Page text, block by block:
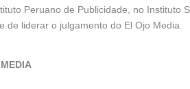
Peruano de Publicidade, no Instituto
de liderar o julgamento do El Ojo Media.